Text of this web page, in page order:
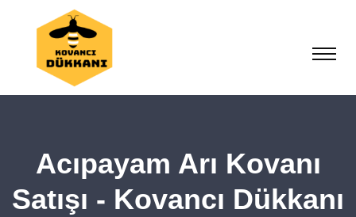
Acıpayam Arı Kovanı
Satışı - Kovancı Dükkanı